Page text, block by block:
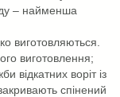
– найменша
виготовляються.
виготовлення;
відкатних воріт із
спінений